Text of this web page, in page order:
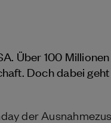
Über 100
Doch dabei
der